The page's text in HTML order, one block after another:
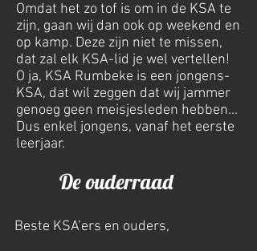
Omdat het zo tof is om in de KSA te
zijn, gaan wij dan ook op weekend en
op kamp. Deze zijn niet te missen,
dat zal elk KSA-lid je wel vertellen!
O ja, KSA Rumbeke is een jongens-
KSA, dat wil zeggen dat wij jammer
genoeg geen meisjesleden hebben...
Dus enkel jongens, vanaf het eerste
leerjaar.
De ouderraad
Beste KSA’ers en ouders,